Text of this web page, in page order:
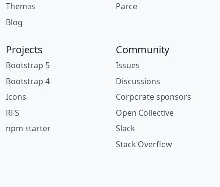
Themes
Blog
Parcel
Projects
Bootstrap 5
Bootstrap 4
Icons
RFS
npm starter
Community
Issues
Discussions
Corporate sponsors
Open Collective
Slack
Stack Overflow